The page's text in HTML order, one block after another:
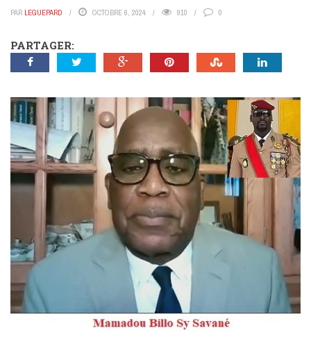
PAR LEGUEPARD OCTOBRE 6, 2024 910 0
PARTAGER: